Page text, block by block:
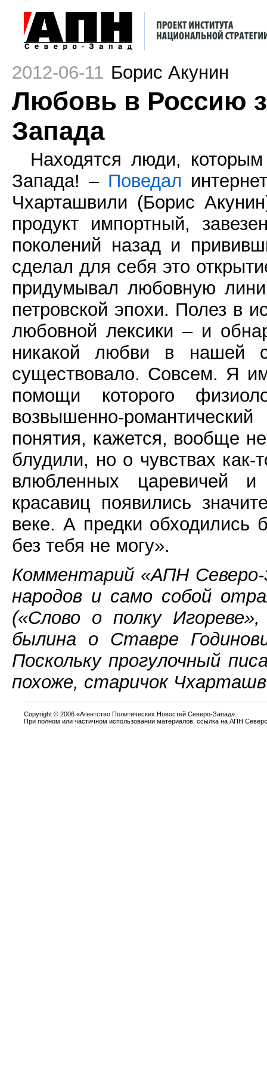
2012-06-11 Борис Акунин
Любовь в Россию
Запада
Находятся люди,
Запада! – Поведал
Чхарташвили (Борис
продукт импортный,
поколений назад и
сделал для себя это
придумывал любовную
петровской эпохи. Полез в
любовной лексики – и
никакой любви в нашей
существовало. Совсем. Я
помощи которого
возвышенно-
понятия, кажется, вообще
блудили, но о чувствах как-
влюбленных царевичей
красавиц появились
веке. А предки обходились
без тебя не могу».
Комментарий «АПН
народов и само собой
(«Слово о полку
былина о Ставре
Поскольку прогулочный
похоже, старичок
Copyright © 2006 «Агентство Политических Новостей Северо-Запад».
При полном или частичном использовании материалов, ссылка на АПН